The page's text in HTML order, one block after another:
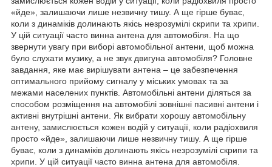
«йде», залишаючи лише незвичну тишу. А ще гірше буває,
коли з динаміків долинають якісь незрозумілі скрипи та хрипи.
У цій ситуації часто винна антена для автомобіля. На що
звернути увагу при виборі автомобільної антени, щоб можна
було слухати музику, а не звук двигуна автомобіля? Головне
завдання, яке має вирішувати антена – це забезпечення
оптимального прийому сигналу у міських умовах та за
межами населених пунктів. Автомобільні антени діляться за
способом розміщення на автомобілі зовнішні пасивні антени і
активні внутрішні антени. Як вибрати хорошу автомобільну
антену, замислюється кожен водій у ситуації, коли радіохвиля
просто «йде», залишаючи лише незвичну тишу. А ще гірше
буває, коли з динаміків долинають якісь незрозумілі скрипи та
хрипи. У цій ситуації часто винна антена для автомобіля.